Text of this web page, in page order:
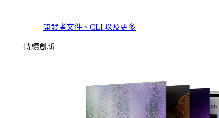
開發者文件、CLI 以及更多
持續創新